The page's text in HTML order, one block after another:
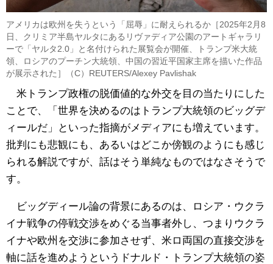
アメリカは欧州を失うという「屈辱」に耐えられるか［2025年2月8
日、クリミア半島ヤルタにあるリヴァディア公園のアートギャラリ
ーで「ヤルタ2.0」と名付けられた展覧会が開催、トランプ米大統
領、ロシアのプーチン大統領、中国の習近平国家主席を描いた作品
が展示された］（C）REUTERS/Alexey Pavlishak
米トランプ政権の脱価値的な外交を目の当たりにした
ことで、「世界を決めるのはトランプ大統領のビッグデ
ィールだ」といった指摘がメディアにも増えています。
批判にも悲観にも、あるいはどこか傍観のようにも感じ
られる解説ですが、話はそう単純なものではなさそうで
す。
ビッグディール論の背景にあるのは、ロシア・ウクラ
イナ戦争の停戦交渉をめぐる当事者外し、つまりウクラ
イナや欧州を交渉に参加させず、米ロ両国の直接交渉を
軸に話を進めようというドナルド・トランプ大統領の姿